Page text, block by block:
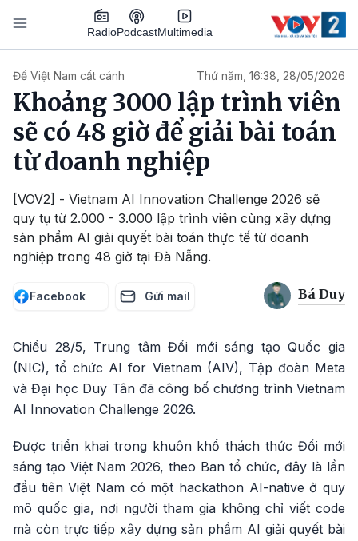
Nhảy đến nội dung
RadioPodcastMultimedia
Để Việt Nam cất cánh Thứ năm, 16:38, 28/05/2026
Khoảng 3000 lập trình viên
sẽ có 48 giờ để giải bài toán
từ doanh nghiệp
[VOV2] - Vietnam AI Innovation Challenge 2026 sẽ
quy tụ từ 2.000 - 3.000 lập trình viên cùng xây dựng
sản phẩm AI giải quyết bài toán thực tế từ doanh
nghiệp trong 48 giờ tại Đà Nẵng.
Facebook Gửi mail Bá Duy
Chiều 28/5, Trung tâm Đổi mới sáng tạo Quốc gia
(NIC), tổ chức AI for Vietnam (AIV), Tập đoàn Meta
và Đại học Duy Tân đã công bố chương trình Vietnam
AI Innovation Challenge 2026.
Được triển khai trong khuôn khổ thách thức Đổi mới
sáng tạo Việt Nam 2026, theo Ban tổ chức, đây là lần
đầu tiên Việt Nam có một hackathon AI-native ở quy
mô quốc gia, nơi người tham gia không chỉ viết code
mà còn trực tiếp xây dựng sản phẩm AI giải quyết bài